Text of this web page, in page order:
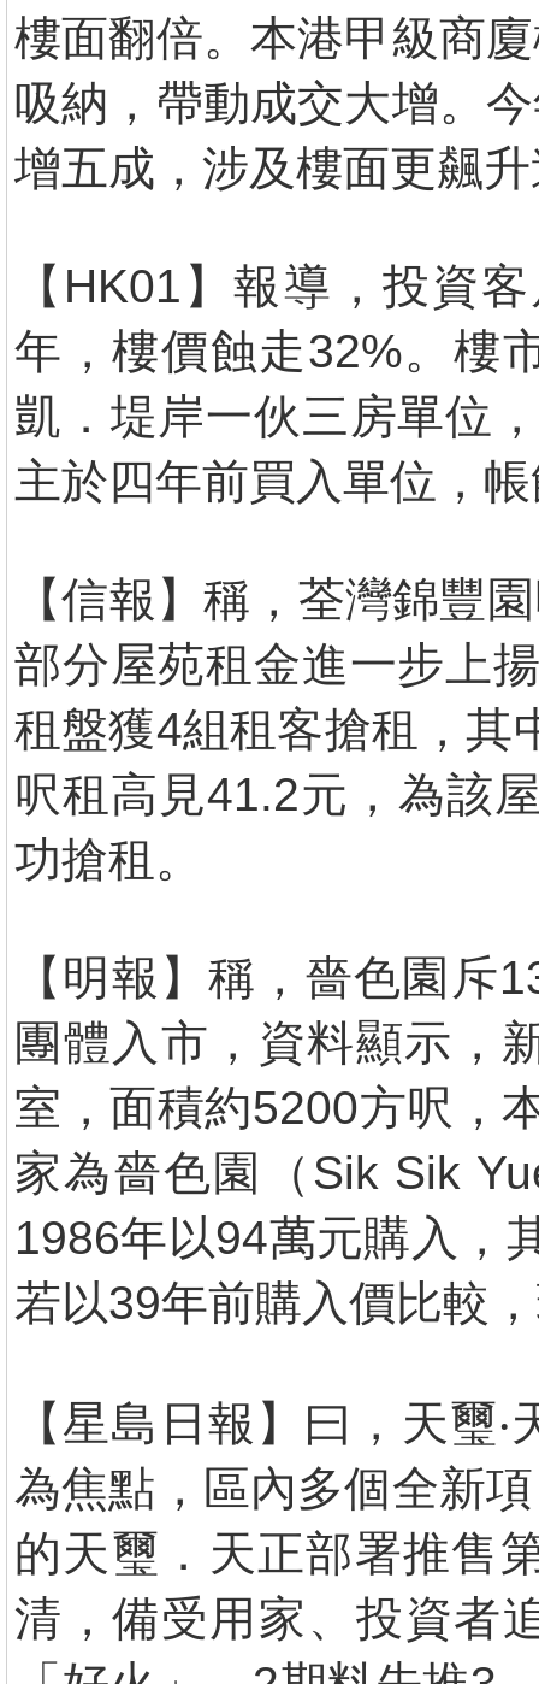
樓面翻倍。本港甲級商
吸納，帶動成交大增。
增五成，涉及樓面更飆
【HK01】報導，投資
年，樓價蝕走32%。樓
凱．堤岸一伙三房單位
主於四年前買入單位，
【信報】稱，荃灣錦豐
部分屋苑租金進一步上
租盤獲4組租客搶租，其
呎租高見41.2元，為該
功搶租。
【明報】稱，嗇色園斥
團體入市，資料顯示，
室，面積約5200方呎，
家為嗇色園（Sik Sik
1986年以94萬元購入，
若以39年前購入價比較
【星島日報】曰，天璽
為焦點，區內多個全新
的天璽．天正部署推售
清，備受用家、投資者